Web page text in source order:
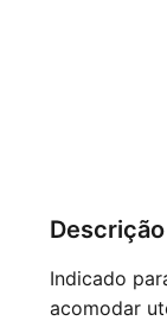
Indicado
acomodar